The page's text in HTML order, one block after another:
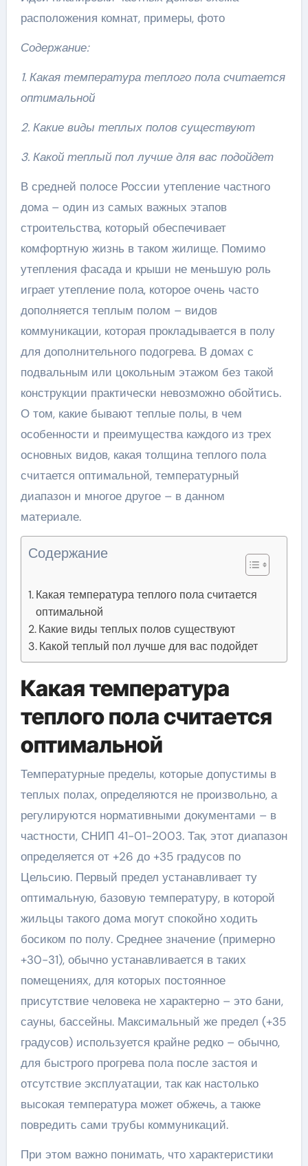
расположения комнат, примеры, фото
Содержание:
1. Какая температура теплого пола считается
оптимальной
2. Какие виды теплых полов существуют
3. Какой теплый пол лучше для вас подойдет
В средней полосе России утепление частного
дома – один из самых важных этапов
строительства, который обеспечивает
комфортную жизнь в таком жилище. Помимо
утепления фасада и крыши не меньшую роль
играет утепление пола, которое очень часто
дополняется теплым полом – видов
коммуникации, которая прокладывается в полу
для дополнительного подогрева. В домах с
подвальным или цокольным этажом без такой
конструкции практически невозможно обойтись.
О том, какие бывают теплые полы, в чем
особенности и преимущества каждого из трех
основных видов, какая толщина теплого пола
считается оптимальной, температурный
диапазон и многое другое – в данном
материале.
Содержание
Какая температура теплого пола считается
оптимальной
Какие виды теплых полов существуют
Какой теплый пол лучше для вас подойдет
Какая температура
теплого пола считается
оптимальной
Температурные пределы, которые допустимы в
теплых полах, определяются не произвольно, а
регулируются нормативными документами – в
частности, СНИП 41-01-2003. Так, этот диапазон
определяется от +26 до +35 градусов по
Цельсию. Первый предел устанавливает ту
оптимальную, базовую температуру, в которой
жильцы такого дома могут спокойно ходить
босиком по полу. Среднее значение (примерно
+30-31), обычно устанавливается в таких
помещениях, для которых постоянное
присутствие человека не характерно – это бани,
сауны, бассейны. Максимальный же предел (+35
градусов) используется крайне редко – обычно,
для быстрого прогрева пола после застоя и
отсутствие эксплуатации, так как настолько
высокая температура может обжечь, а также
повредить сами трубы коммуникаций.
При этом важно понимать, что характеристики